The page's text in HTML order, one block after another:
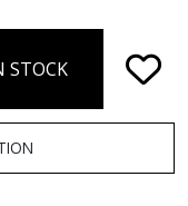
STOCK